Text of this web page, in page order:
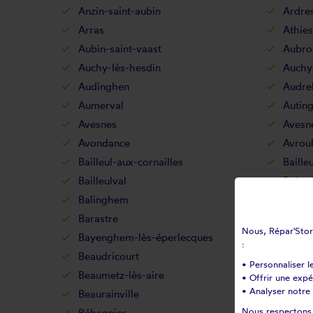
Anzin-saint-aubin
Arras
Athies
Aubin-saint-vaast
Auchy-lès-hesdin
Audinghen
Aumerval
Avesnes
Avondance
Bailleul-aux-cornailles
Bailleulval
Balinghem
Barastre
Bayenghem-lès-éperlecques
Beaudricourt
Beaumetz-lès-aire
Beaurainville
Nous,
:
• Personnaliser
• Offrir une
• Analyser notre